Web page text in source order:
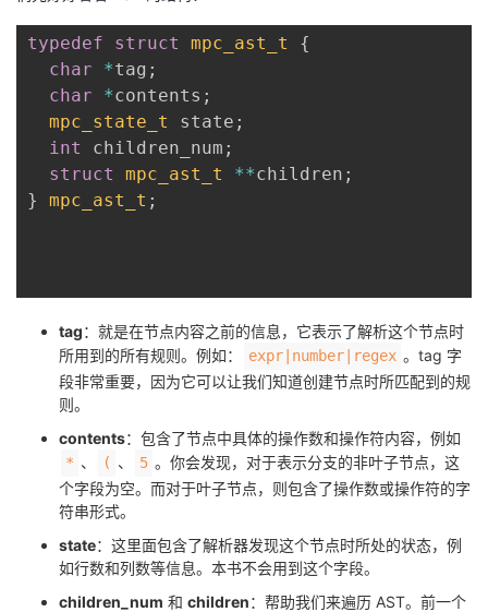
证
实
验
的
收
藏
持
建
议
typedef struct mpc_ast_t
{
char
*tag ;
char
*contents ;
mpc_state_t
state ;
int
children_num ;
struct
mpc_ast_t **children ;
}
mpc_ast_t ;
tag：就是在节点内容之前的信息，它表示了解析这个节点时
所用到的所有规则。例如：
expr|number|regex 。tag 字
段非常重要，因为它可以让我们知道创建节点时所匹配到的规
则。
contents：包含了节点中具体的操作数和操作符内容，例如
* 、 ( 、 5 。你会发现，对于表示分支的非叶子节点，这
个字段为空。而对于叶子节点，则包含了操作数或操作符的字
符串形式。
state：这里面包含了解析器发现这个节点时所处的状态，例
如行数和列数等信息。本书不会用到这个字段。
children_num 和 children：帮助我们来遍历 AST。前一个